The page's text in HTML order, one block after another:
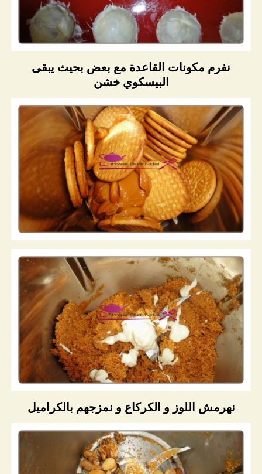
نفرم مكونات القاعدة مع بعض بحيث يبقى
البيسكوي خشن
نهرمش اللوز و الكركاع و نمزجهم بالكراميل